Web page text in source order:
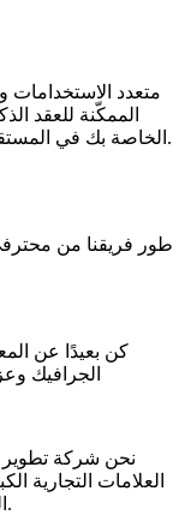
والتي تعمل على تنمية أعمال blockchain الخاصة بك في المستقبل.
طور فريقنا من
كن بعيدًا عن
الجرافيك
نحن شركة تطوير
العلامات التجارية
المحمولة الخاصة بنا شهرة بسبب جودة عملنا.